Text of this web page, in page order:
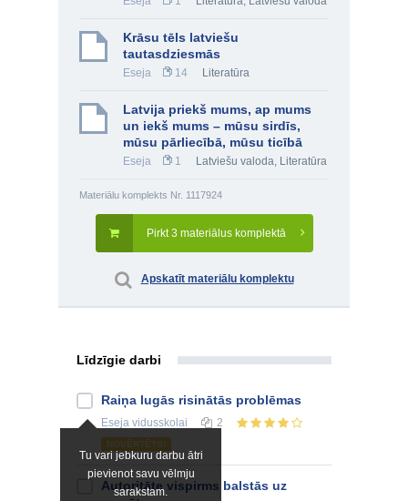
Krāsu tēls latviešu
tautasdziesmās
Eseja 14 Literatūra
Latvija priekš mums, ap mums
un iekš mums – mūsu sirdīs,
mūsu pārliecībā, mūsu ticībā
Eseja 1 Latviešu valoda, Literatūra
Materiālu komplekts Nr. 1117924
Pirkt 3 materiālus komplektā
Apskatīt materiālu komplektu
Līdzīgie darbi
Tu vari jebkuru darbu ātri
pievienot savu vēlmju
sarakstam.
Raiņa lugās risinātās problēmas
Eseja vidusskolai 2
NOVĒRTĒTS!
Autoritāte vispirms balstās uz